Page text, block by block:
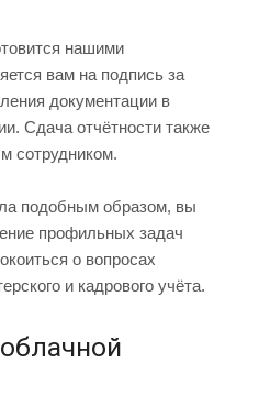
нашими
вам на подпись за
документации в
Сдача отчётности также
сотрудником.
подобным образом, вы
профильных задач
о вопросах
и кадрового учёта.